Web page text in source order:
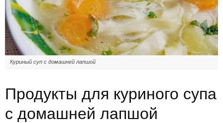
Куриный суп с домашней лапшой
Продукты для куриного супа
с домашней лапшой